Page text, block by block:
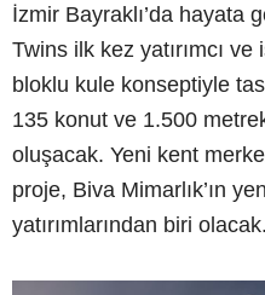
İzmir Bayraklı’da hayata
Twins ilk kez yatırımcı ve
bloklu kule konseptiyle
135 konut ve 1.500
oluşacak. Yeni kent
proje, Biva Mimarlık’ın
yatırımlarından biri olacak.